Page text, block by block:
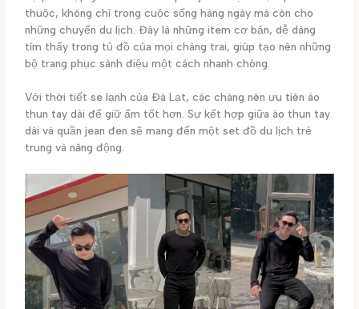
thuộc, không chỉ trong cuộc sống hàng ngày mà còn cho
những chuyến du lịch. Đây là những item cơ bản, dễ dàng
tìm thấy trong tủ đồ của mọi chàng trai, giúp tạo nên những
bộ trang phục sành điệu một cách nhanh chóng.
Với thời tiết se lạnh của Đà Lạt, các chàng nên ưu tiên áo
thun tay dài để giữ ấm tốt hơn. Sự kết hợp giữa áo thun tay
dài và quần jean đen sẽ mang đến một set đồ du lịch trẻ
trung và năng động.